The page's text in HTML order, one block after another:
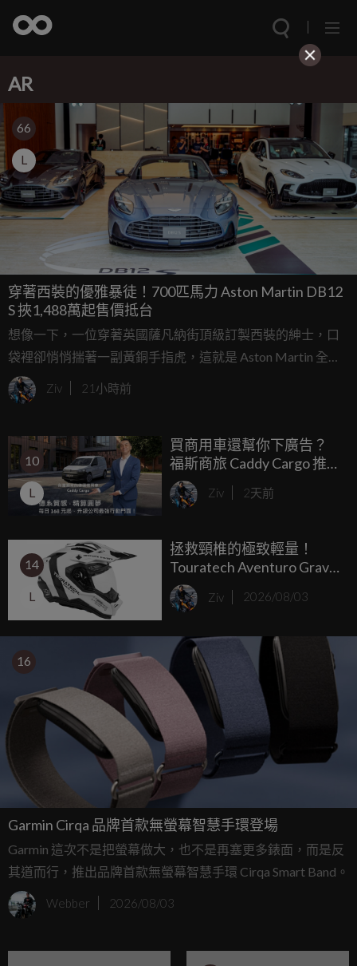
AR
66
L
穿著西裝的優雅暴徒！700匹馬力 Aston Martin DB12
S 挾1,488萬起售價抵台
想像一下，一位穿著英國薩凡納街頂級訂製西裝的紳士，口
袋裡卻悄悄揣著一副黃銅手指虎，這就是 Aston Martin 全新
DB12 S 給人的第一印象，承襲了 DB 車系一貫的優雅從容，
這輛被原廠譽為「Super Tourer」顛峰之作的全新旗艦，在注
更是一頭隨時準備在柏油路上撕裂空氣的猛獸。
Ziv 21小時前
10
L
買商用車還幫你下廣告？
福斯商旅 Caddy Cargo 推出
超狂財務專案，不到 90 萬
入手歐系最強大肚量神駒
Ziv 2天前
14
L
拯救頸椎的極致輕量！
Touratech Aventuro Gravel
Carbon 頂級探險帽登場，
1500克羽量級身段售價
Ziv 2026/08/03
16
Garmin Cirqa 品牌首款無螢幕智慧手環登場
Garmin 這次不是把螢幕做大，也不是再塞更多錶面，而是反
其道而行，推出品牌首款無螢幕智慧手環 Cirqa Smart Band。
Webber 2026/08/03